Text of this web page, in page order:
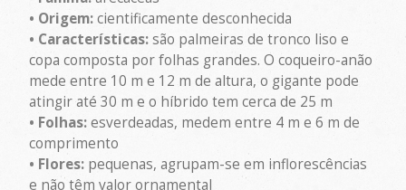
• Origem:cientificamente desconhecida
• Características:são palmeiras de tronco liso e
copa composta por folhas grandes. O coqueiro-anão
mede entre 10 m e 12 m de altura, o gigante pode
atingir até 30 m e o híbrido tem cerca de 25 m
• Folhas:esverdeadas, medem entre 4 m e 6 m de
comprimento
• Flores: pequenas, agrupam-se em inflorescências
e não têm valor ornamental